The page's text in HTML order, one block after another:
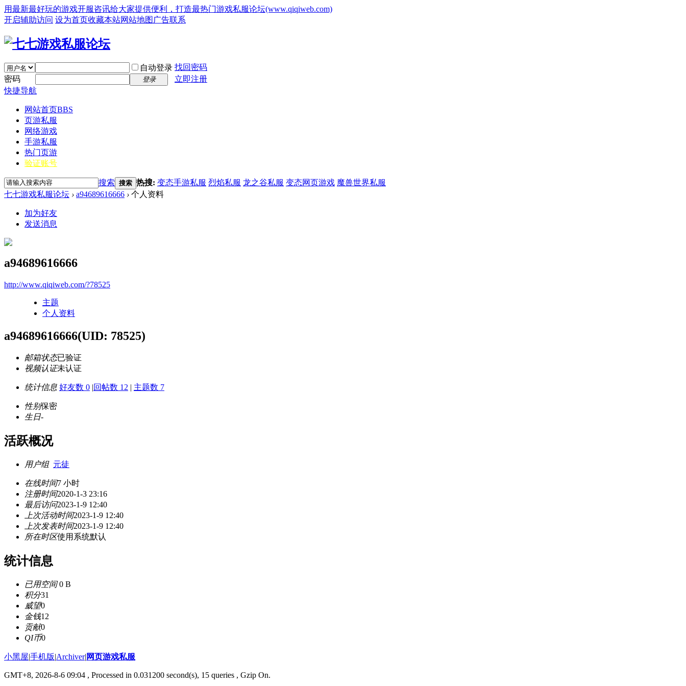
用最新最好玩的游戏开服咨讯给大家提供便利，打造最热门游戏私服论坛(www.qiqiweb.com)
开启辅助访问 设为首页收藏本站网站地图 广告联系
自动登录 找回密码
密码
登录
立即注册
快捷导航
网站首页BBS
页游私服
网络游戏
手游私服
热门页游
验证账号
搜索 搜索 热搜: 变态手游私服 烈焰私服 龙之谷私服 变态网页游戏 魔兽世界私服
七七游戏私服论坛 › a94689616666 › 个人资料
加为好友
发送消息
a94689616666
http://www.qiqiweb.com/?78525
主题
个人资料
a94689616666(UID: 78525)
邮箱状态已验证
视频认证未认证
统计信息 好友数 0 |回帖数 12 | 主题数 7
性别保密
生日-
活跃概况
用户组 元徒
在线时间7 小时
注册时间2020-1-3 23:16
最后访问2023-1-9 12:40
上次活动时间2023-1-9 12:40
上次发表时间2023-1-9 12:40
所在时区使用系统默认
统计信息
已用空间0 B
积分31
威望0
金钱12
贡献0
QI币0
小黑屋|手机版|Archiver| 网页游戏私服
GMT+8, 2026-8-6 09:04 , Processed in 0.031200 second(s), 15 queries , Gzip On.